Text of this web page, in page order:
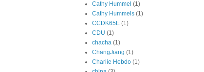
Cathy Hummel (1)
Cathy Hummels (1)
CCDK65E (1)
CDU (1)
chacha (1)
ChangJiang (1)
Charlie Hebdo (1)